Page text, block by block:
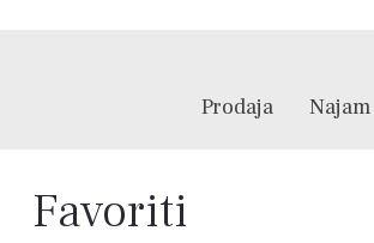
Prodaja Najam
Favoriti